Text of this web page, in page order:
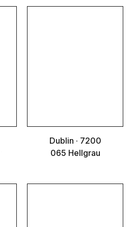
Dublin · 7200
065 Hellgrau